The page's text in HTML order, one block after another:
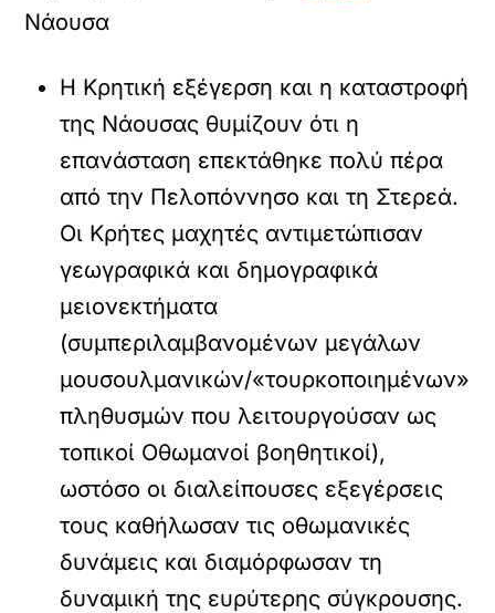
Νάουσα
Η Κρητική εξέγερση και η καταστροφή
της Νάουσας θυμίζουν ότι η
επανάσταση επεκτάθηκε πολύ πέρα
από την Πελοπόννησο και τη Στερεά.
Οι Κρήτες μαχητές αντιμετώπισαν
γεωγραφικά και δημογραφικά
μειονεκτήματα
(συμπεριλαμβανομένων μεγάλων
μουσουλμανικών/«τουρκοποιημένων»
πληθυσμών που λειτουργούσαν ως
τοπικοί Οθωμανοί βοηθητικοί),
ωστόσο οι διαλείπουσες εξεγέρσεις
τους καθήλωσαν τις οθωμανικές
δυνάμεις και διαμόρφωσαν τη
δυναμική της ευρύτερης σύγκρουσης.